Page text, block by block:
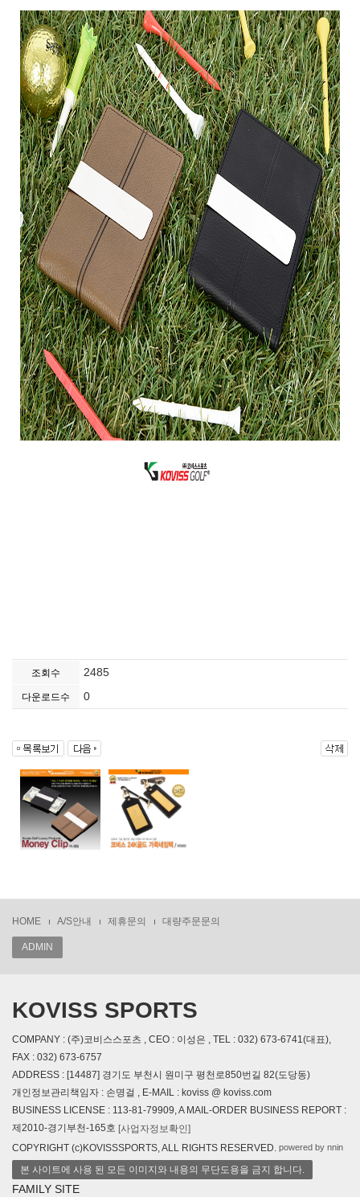
조회수 2485
다운로드수 0
HOME A/S안내 제휴문의 대량주문문의
ADMIN
KOVISS SPORTS
COMPANY : (주)코비스스포츠 , CEO : 이성은 , TEL : 032) 673-6741(대표),
FAX : 032) 673-6757
ADDRESS : [14487] 경기도 부천시 원미구 평천로850번길 82(도당동)
개인정보관리책임자 : 손명걸 , E-MAIL : koviss @ koviss.com
BUSINESS LICENSE : 113-81-79909, A MAIL-ORDER BUSINESS REPORT :
제2010-경기부천-165호 [사업자정보확인]
COPYRIGHT (c)KOVISSSPORTS, ALL RIGHTS RESERVED. powered by nnin
본 사이트에 사용 된 모든 이미지와 내용의 무단도용을 금지 합니다.
FAMILY SITE